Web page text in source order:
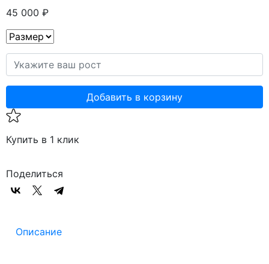
45 000 ₽
Добавить в корзину
Купить в 1 клик
Поделиться
Описание